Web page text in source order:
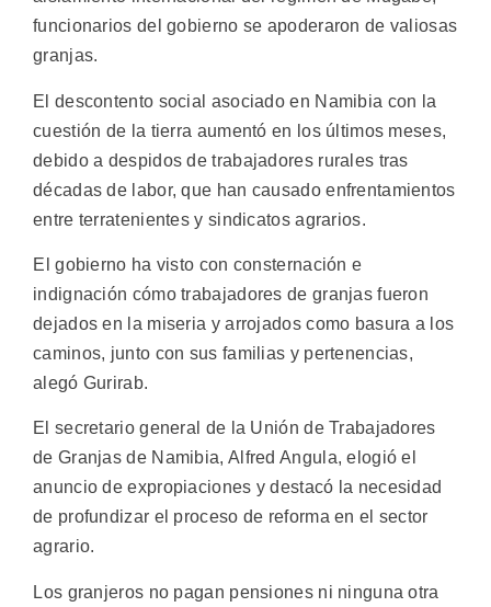
funcionarios del gobierno se apoderaron de valiosas
granjas.
El descontento social asociado en Namibia con la
cuestión de la tierra aumentó en los últimos meses,
debido a despidos de trabajadores rurales tras
décadas de labor, que han causado enfrentamientos
entre terratenientes y sindicatos agrarios.
El gobierno ha visto con consternación e
indignación cómo trabajadores de granjas fueron
dejados en la miseria y arrojados como basura a los
caminos, junto con sus familias y pertenencias,
alegó Gurirab.
El secretario general de la Unión de Trabajadores
de Granjas de Namibia, Alfred Angula, elogió el
anuncio de expropiaciones y destacó la necesidad
de profundizar el proceso de reforma en el sector
agrario.
Los granjeros no pagan pensiones ni ninguna otra